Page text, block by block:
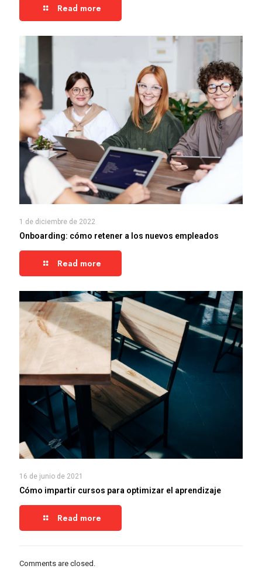
Read more
1 de diciembre de 2022
Onboarding: cómo retener a los nuevos empleados
Read more
16 de junio de 2021
Cómo impartir cursos para optimizar el aprendizaje
Read more
Comments are closed.